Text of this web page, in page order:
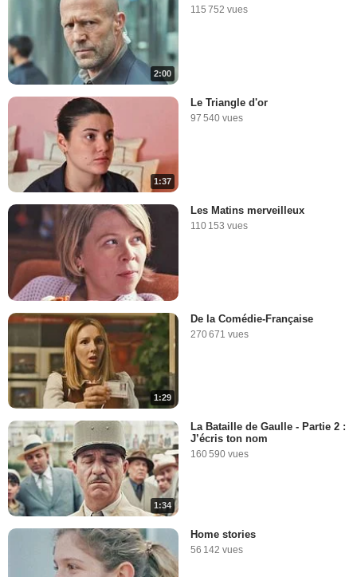
2:00
115 752 vues
1:37
Le Triangle d'or
97 540 vues
Les Matins merveilleux
110 153 vues
1:29
De la Comédie-Française
270 671 vues
1:34
La Bataille de Gaulle - Partie 2 :
J’écris ton nom
160 590 vues
Home stories
56 142 vues